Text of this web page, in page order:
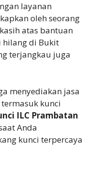
layanan
oleh seorang
atas bantuan
hilang di Bukit
terjangkau juga
menyediakan jasa
kunci
ILC Prambatan
Anda
kunci terpercaya